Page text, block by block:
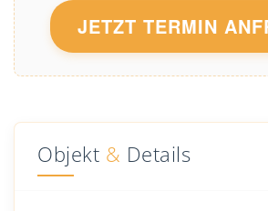
JETZT TERMIN
Objekt & Details